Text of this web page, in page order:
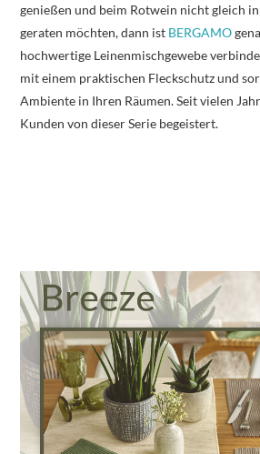
genießen und beim Rotwein nicht gleich
geraten möchten, dann ist BERGAMO
hochwertige Leinenmischgewebe
mit einem praktischen Fleckschutz und
Ambiente in Ihren Räumen. Seit vielen
Kunden von dieser Serie begeistert.